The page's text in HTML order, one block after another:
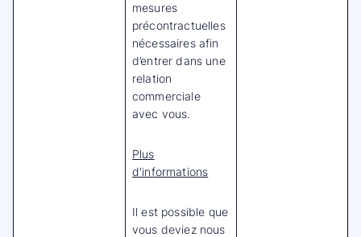
mesures
précontractuelles
nécessaires afin
d’entrer dans une
relation
commerciale
avec vous.
Plus
d'informations
Il est possible que
vous deviez nous